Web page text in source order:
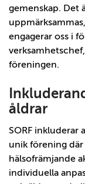
gemenskap. Det
engagerar oss i
föreningen.
åldrar
SORF inkluderar
unik förening
hälsofrämjande
individuella